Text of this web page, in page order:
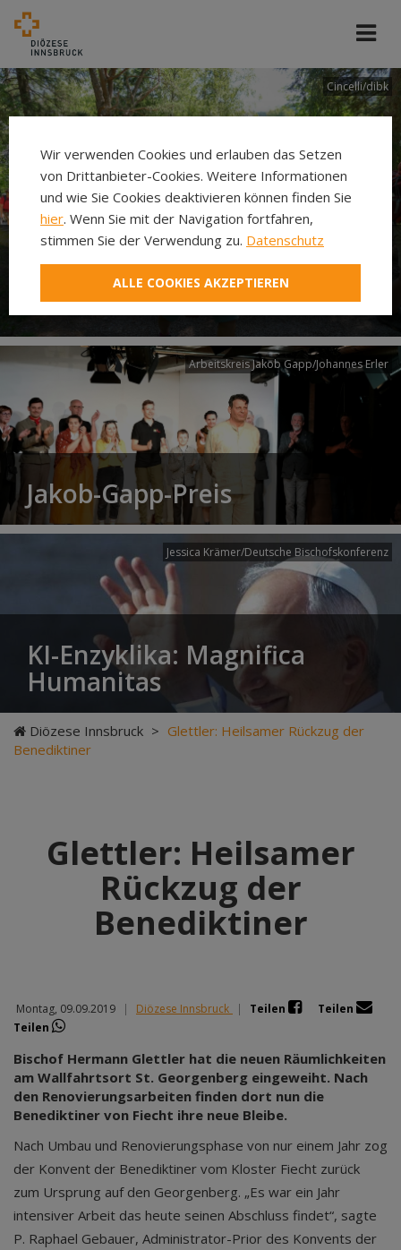
Cincelli/dibk
Neuer Pilgerweg Via
Laudato si’
Arbeitskreis Jakob Gapp/Johannes Erler
Jakob-Gapp-Preis
Jessica Krämer/Deutsche Bischofskonferenz
KI-Enzyklika: Magnifica
Humanitas
Diözese Innsbruck > Glettler: Heilsamer Rückzug der
Benediktiner
Glettler: Heilsamer
Rückzug der
Benediktiner
Montag, 09.09.2019 | Diözese Innsbruck | Teilen
Teilen
Teilen
Bischof Hermann Glettler hat die neuen Räumlichkeiten
am Wallfahrtsort St. Georgenberg eingeweiht. Nach
den Renovierungsarbeiten finden dort nun die
Benediktiner von Fiecht ihre neue Bleibe.
Nach Umbau und Renovierungsphase von nur einem Jahr zog
der Konvent der Benediktiner vom Kloster Fiecht zurück
zum Ursprung auf den Georgenberg. „Es war ein Jahr
intensiver Arbeit das heute seinen Abschluss findet“, sagte
P. Raphael Gebauer, Administrator-Prior des Konvents der
Wir verwenden Cookies und erlauben das Setzen
von Drittanbieter-Cookies. Weitere Informationen
und wie Sie Cookies deaktivieren können finden Sie
hier. Wenn Sie mit der Navigation fortfahren,
stimmen Sie der Verwendung zu. Datenschutz
ALLE COOKIES AKZEPTIEREN